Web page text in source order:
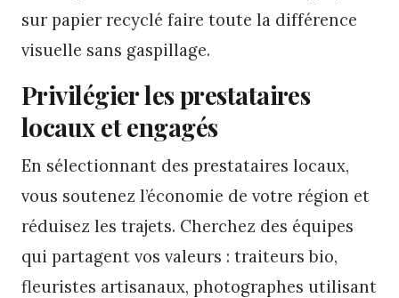
sur papier recyclé faire toute la différence
visuelle sans gaspillage.
Privilégier les prestataires
locaux et engagés
En sélectionnant des prestataires locaux,
vous soutenez l’économie de votre région et
réduisez les trajets. Cherchez des équipes
qui partagent vos valeurs : traiteurs bio,
fleuristes artisanaux, photographes utilisant